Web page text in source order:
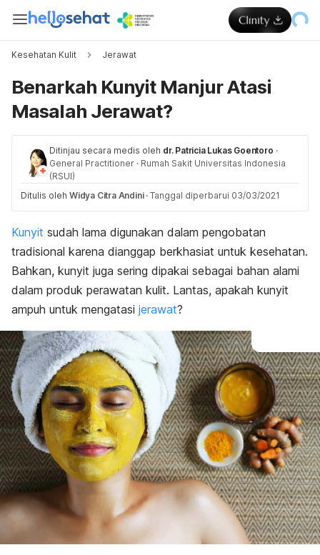
Kesehatan Kulit Jerawat
Benarkah Kunyit Manjur Atasi
Masalah Jerawat?
Ditinjau secara medis oleh dr. Patricia Lukas Goentoro ·
General Practitioner · Rumah Sakit Universitas Indonesia
(RSUI)
Ditulis oleh Widya Citra Andini · Tanggal diperbarui 03/03/2021
Kunyit sudah lama digunakan dalam pengobatan
tradisional karena dianggap berkhasiat untuk kesehatan.
Bahkan, kunyit juga sering dipakai sebagai bahan alami
dalam produk perawatan kulit. Lantas, apakah kunyit
ampuh untuk mengatasi jerawat?